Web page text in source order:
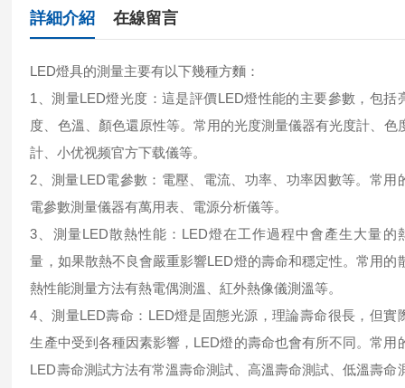
詳細介紹 在線留言
LED燈具的測量主要有以下幾種方麵：
1、測量LED燈光度：這是評價LED燈性能的主要參數，包括
度、色溫、顏色還原性等。常用的光度測量儀器有光度計、色
計、小优视频官方下载儀等。
2、測量LED電參數：電壓、電流、功率、功率因數等。常用
電參數測量儀器有萬用表、電源分析儀等。
3、測量LED散熱性能：LED燈在工作過程中會產生大量的
量，如果散熱不良會嚴重影響LED燈的壽命和穩定性。常用的
熱性能測量方法有熱電偶測溫、紅外熱像儀測溫等。
4、測量LED壽命：LED燈是固態光源，理論壽命很長，但實
生產中受到各種因素影響，LED燈的壽命也會有所不同。常用
LED壽命測試方法有常溫壽命測試、高溫壽命測試、低溫壽命